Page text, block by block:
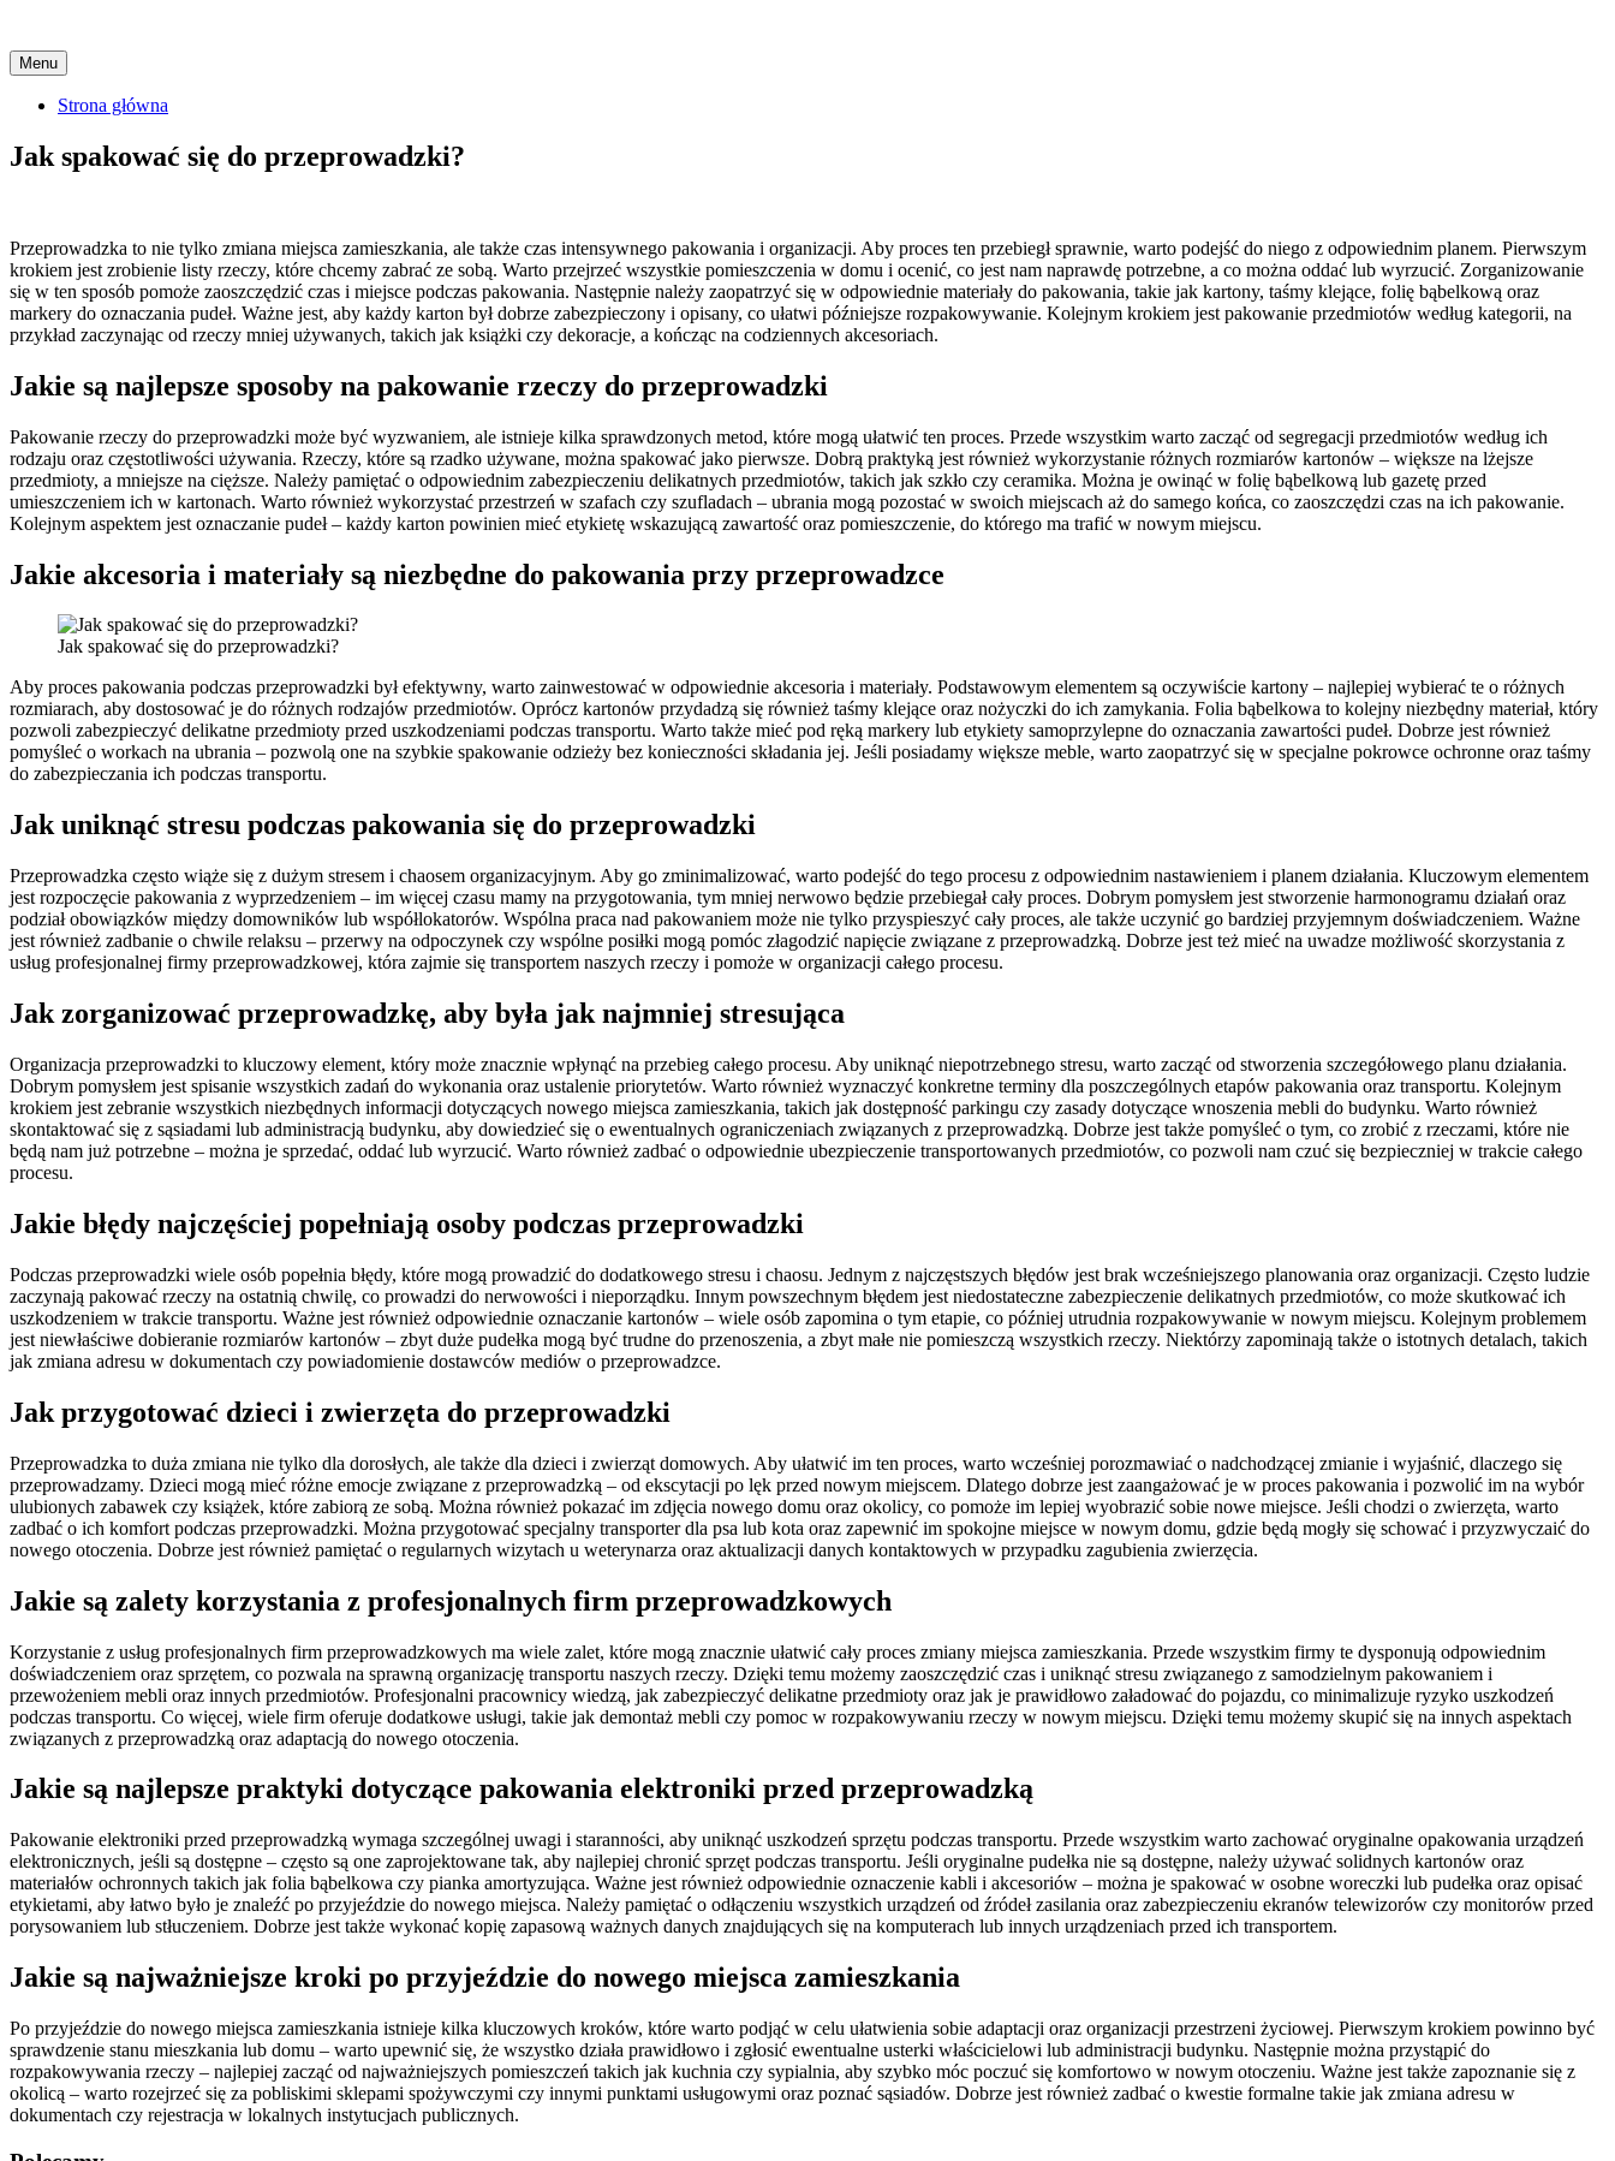
Menu Skip
to
content
Strona główna
Jak spakować się do przeprowadzki?
Przeprowadzka to nie tylko zmiana miejsca zamieszkania, ale także czas intensywnego pakowania i organizacji. Aby proces ten przebiegł sprawnie, warto podejść do niego z odpowiednim planem. Pierwszym
krokiem jest zrobienie listy rzeczy, które chcemy zabrać ze sobą. Warto przejrzeć wszystkie pomieszczenia w domu i ocenić, co jest nam naprawdę potrzebne, a co można oddać lub wyrzucić. Zorganizowanie
się w ten sposób pomoże zaoszczędzić czas i miejsce podczas pakowania. Następnie należy zaopatrzyć się w odpowiednie materiały do pakowania, takie jak kartony, taśmy klejące, folię bąbelkową oraz
markery do oznaczania pudeł. Ważne jest, aby każdy karton był dobrze zabezpieczony i opisany, co ułatwi późniejsze rozpakowywanie. Kolejnym krokiem jest pakowanie przedmiotów według kategorii, na
przykład zaczynając od rzeczy mniej używanych, takich jak książki czy dekoracje, a kończąc na codziennych akcesoriach.
Jakie są najlepsze sposoby na pakowanie rzeczy do przeprowadzki
Pakowanie rzeczy do przeprowadzki może być wyzwaniem, ale istnieje kilka sprawdzonych metod, które mogą ułatwić ten proces. Przede wszystkim warto zacząć od segregacji przedmiotów według ich
rodzaju oraz częstotliwości używania. Rzeczy, które są rzadko używane, można spakować jako pierwsze. Dobrą praktyką jest również wykorzystanie różnych rozmiarów kartonów – większe na lżejsze
przedmioty, a mniejsze na cięższe. Należy pamiętać o odpowiednim zabezpieczeniu delikatnych przedmiotów, takich jak szkło czy ceramika. Można je owinąć w folię bąbelkową lub gazetę przed
umieszczeniem ich w kartonach. Warto również wykorzystać przestrzeń w szafach czy szufladach – ubrania mogą pozostać w swoich miejscach aż do samego końca, co zaoszczędzi czas na ich pakowanie.
Kolejnym aspektem jest oznaczanie pudeł – każdy karton powinien mieć etykietę wskazującą zawartość oraz pomieszczenie, do którego ma trafić w nowym miejscu.
Jakie akcesoria i materiały są niezbędne do pakowania przy przeprowadzce
Jak spakować się do przeprowadzki?
Aby proces pakowania podczas przeprowadzki był efektywny, warto zainwestować w odpowiednie akcesoria i materiały. Podstawowym elementem są oczywiście kartony – najlepiej wybierać te o różnych
rozmiarach, aby dostosować je do różnych rodzajów przedmiotów. Oprócz kartonów przydadzą się również taśmy klejące oraz nożyczki do ich zamykania. Folia bąbelkowa to kolejny niezbędny materiał, który
pozwoli zabezpieczyć delikatne przedmioty przed uszkodzeniami podczas transportu. Warto także mieć pod ręką markery lub etykiety samoprzylepne do oznaczania zawartości pudeł. Dobrze jest również
pomyśleć o workach na ubrania – pozwolą one na szybkie spakowanie odzieży bez konieczności składania jej. Jeśli posiadamy większe meble, warto zaopatrzyć się w specjalne pokrowce ochronne oraz taśmy
do zabezpieczania ich podczas transportu.
Jak uniknąć stresu podczas pakowania się do przeprowadzki
Przeprowadzka często wiąże się z dużym stresem i chaosem organizacyjnym. Aby go zminimalizować, warto podejść do tego procesu z odpowiednim nastawieniem i planem działania. Kluczowym elementem
jest rozpoczęcie pakowania z wyprzedzeniem – im więcej czasu mamy na przygotowania, tym mniej nerwowo będzie przebiegał cały proces. Dobrym pomysłem jest stworzenie harmonogramu działań oraz
podział obowiązków między domowników lub współlokatorów. Wspólna praca nad pakowaniem może nie tylko przyspieszyć cały proces, ale także uczynić go bardziej przyjemnym doświadczeniem. Ważne
jest również zadbanie o chwile relaksu – przerwy na odpoczynek czy wspólne posiłki mogą pomóc złagodzić napięcie związane z przeprowadzką. Dobrze jest też mieć na uwadze możliwość skorzystania z
usług profesjonalnej firmy przeprowadzkowej, która zajmie się transportem naszych rzeczy i pomoże w organizacji całego procesu.
Jak zorganizować przeprowadzkę, aby była jak najmniej stresująca
Organizacja przeprowadzki to kluczowy element, który może znacznie wpłynąć na przebieg całego procesu. Aby uniknąć niepotrzebnego stresu, warto zacząć od stworzenia szczegółowego planu działania.
Dobrym pomysłem jest spisanie wszystkich zadań do wykonania oraz ustalenie priorytetów. Warto również wyznaczyć konkretne terminy dla poszczególnych etapów pakowania oraz transportu. Kolejnym
krokiem jest zebranie wszystkich niezbędnych informacji dotyczących nowego miejsca zamieszkania, takich jak dostępność parkingu czy zasady dotyczące wnoszenia mebli do budynku. Warto również
skontaktować się z sąsiadami lub administracją budynku, aby dowiedzieć się o ewentualnych ograniczeniach związanych z przeprowadzką. Dobrze jest także pomyśleć o tym, co zrobić z rzeczami, które nie
będą nam już potrzebne – można je sprzedać, oddać lub wyrzucić. Warto również zadbać o odpowiednie ubezpieczenie transportowanych przedmiotów, co pozwoli nam czuć się bezpieczniej w trakcie całego
procesu.
Jakie błędy najczęściej popełniają osoby podczas przeprowadzki
Podczas przeprowadzki wiele osób popełnia błędy, które mogą prowadzić do dodatkowego stresu i chaosu. Jednym z najczęstszych błędów jest brak wcześniejszego planowania oraz organizacji. Często ludzie
zaczynają pakować rzeczy na ostatnią chwilę, co prowadzi do nerwowości i nieporządku. Innym powszechnym błędem jest niedostateczne zabezpieczenie delikatnych przedmiotów, co może skutkować ich
uszkodzeniem w trakcie transportu. Ważne jest również odpowiednie oznaczanie kartonów – wiele osób zapomina o tym etapie, co później utrudnia rozpakowywanie w nowym miejscu. Kolejnym problemem
jest niewłaściwe dobieranie rozmiarów kartonów – zbyt duże pudełka mogą być trudne do przenoszenia, a zbyt małe nie pomieszczą wszystkich rzeczy. Niektórzy zapominają także o istotnych detalach, takich
jak zmiana adresu w dokumentach czy powiadomienie dostawców mediów o przeprowadzce.
Jak przygotować dzieci i zwierzęta do przeprowadzki
Przeprowadzka to duża zmiana nie tylko dla dorosłych, ale także dla dzieci i zwierząt domowych. Aby ułatwić im ten proces, warto wcześniej porozmawiać o nadchodzącej zmianie i wyjaśnić, dlaczego się
przeprowadzamy. Dzieci mogą mieć różne emocje związane z przeprowadzką – od ekscytacji po lęk przed nowym miejscem. Dlatego dobrze jest zaangażować je w proces pakowania i pozwolić im na wybór
ulubionych zabawek czy książek, które zabiorą ze sobą. Można również pokazać im zdjęcia nowego domu oraz okolicy, co pomoże im lepiej wyobrazić sobie nowe miejsce. Jeśli chodzi o zwierzęta, warto
zadbać o ich komfort podczas przeprowadzki. Można przygotować specjalny transporter dla psa lub kota oraz zapewnić im spokojne miejsce w nowym domu, gdzie będą mogły się schować i przyzwyczaić do
nowego otoczenia. Dobrze jest również pamiętać o regularnych wizytach u weterynarza oraz aktualizacji danych kontaktowych w przypadku zagubienia zwierzęcia.
Jakie są zalety korzystania z profesjonalnych firm przeprowadzkowych
Korzystanie z usług profesjonalnych firm przeprowadzkowych ma wiele zalet, które mogą znacznie ułatwić cały proces zmiany miejsca zamieszkania. Przede wszystkim firmy te dysponują odpowiednim
doświadczeniem oraz sprzętem, co pozwala na sprawną organizację transportu naszych rzeczy. Dzięki temu możemy zaoszczędzić czas i uniknąć stresu związanego z samodzielnym pakowaniem i
przewożeniem mebli oraz innych przedmiotów. Profesjonalni pracownicy wiedzą, jak zabezpieczyć delikatne przedmioty oraz jak je prawidłowo załadować do pojazdu, co minimalizuje ryzyko uszkodzeń
podczas transportu. Co więcej, wiele firm oferuje dodatkowe usługi, takie jak demontaż mebli czy pomoc w rozpakowywaniu rzeczy w nowym miejscu. Dzięki temu możemy skupić się na innych aspektach
związanych z przeprowadzką oraz adaptacją do nowego otoczenia.
Jakie są najlepsze praktyki dotyczące pakowania elektroniki przed przeprowadzką
Pakowanie elektroniki przed przeprowadzką wymaga szczególnej uwagi i staranności, aby uniknąć uszkodzeń sprzętu podczas transportu. Przede wszystkim warto zachować oryginalne opakowania urządzeń
elektronicznych, jeśli są dostępne – często są one zaprojektowane tak, aby najlepiej chronić sprzęt podczas transportu. Jeśli oryginalne pudełka nie są dostępne, należy używać solidnych kartonów oraz
materiałów ochronnych takich jak folia bąbelkowa czy pianka amortyzująca. Ważne jest również odpowiednie oznaczenie kabli i akcesoriów – można je spakować w osobne woreczki lub pudełka oraz opisać
etykietami, aby łatwo było je znaleźć po przyjeździe do nowego miejsca. Należy pamiętać o odłączeniu wszystkich urządzeń od źródeł zasilania oraz zabezpieczeniu ekranów telewizorów czy monitorów przed
porysowaniem lub stłuczeniem. Dobrze jest także wykonać kopię zapasową ważnych danych znajdujących się na komputerach lub innych urządzeniach przed ich transportem.
Jakie są najważniejsze kroki po przyjeździe do nowego miejsca zamieszkania
Po przyjeździe do nowego miejsca zamieszkania istnieje kilka kluczowych kroków, które warto podjąć w celu ułatwienia sobie adaptacji oraz organizacji przestrzeni życiowej. Pierwszym krokiem powinno być
sprawdzenie stanu mieszkania lub domu – warto upewnić się, że wszystko działa prawidłowo i zgłosić ewentualne usterki właścicielowi lub administracji budynku. Następnie można przystąpić do
rozpakowywania rzeczy – najlepiej zacząć od najważniejszych pomieszczeń takich jak kuchnia czy sypialnia, aby szybko móc poczuć się komfortowo w nowym otoczeniu. Ważne jest także zapoznanie się z
okolicą – warto rozejrzeć się za pobliskimi sklepami spożywczymi czy innymi punktami usługowymi oraz poznać sąsiadów. Dobrze jest również zadbać o kwestie formalne takie jak zmiana adresu w
dokumentach czy rejestracja w lokalnych instytucjach publicznych.